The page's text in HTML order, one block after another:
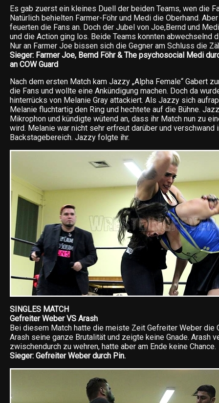
Es gab zuerst ein kleines Duell der beiden Teams, wen die
Natürlich behielten Farmer-Föhr und Medi die Oberhand.
feuerten die Fans an. Doch der Jubel von Joe,Bernd und
und die Action ging los. Beide Teams konnten abwechselnd
Nur an Farmer Joe bissen sich die Gegner am Schluss die
Sieger: Farmer Joe, Bernd Föhr & The psychosocial Medi
an COW Guard
Nach dem ersten Match kam Jazzy „Alpha Female“ Gabert
die Fans und wollte eine Ankündigung machen. Doch da
hinterrücks von Melanie Gray attackiert. Als Jazzy sich
Melanie fluchtartig den Ring und hechtete auf die Bühne.
Mikrophon und kündigte wütend an, dass ihr Match nun zu
wird. Melanie war nicht sehr erfreut darüber und verschwand
Backstagebereich. Jazzy folgte ihr.
SINGLES MATCH
Gefreiter Weber VS Arash
Bei diesem Match hatte die meiste Zeit Gefreiter Weber die
Arash seine ganze Brutalität und zeigte keine Gnade. Arash
zwischendurch zu wehren, hatte aber am Ende keine Chance.
Sieger: Gefreiter Weber durch Pin.